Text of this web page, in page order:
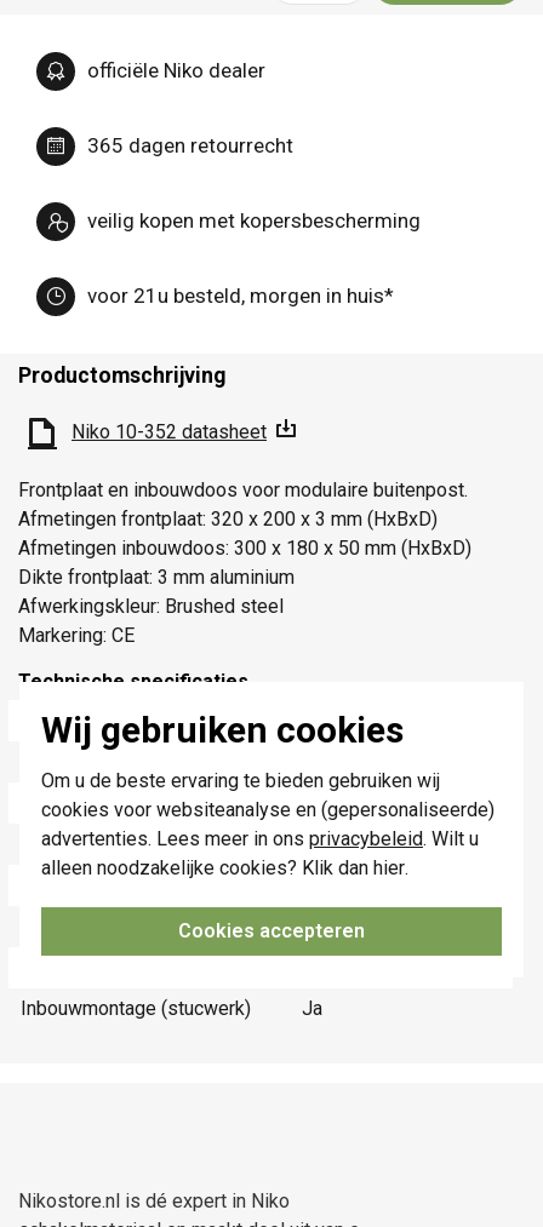
Wij gebruiken cookies
Om u de beste ervaring te bieden gebruiken wij
cookies voor websiteanalyse en (gepersonaliseerde)
advertenties. Lees meer in ons privacybeleid. Wilt u
alleen noodzakelijke cookies? Klik dan hier.
Cookies accepteren
officiële Niko dealer
365 dagen retourrecht
veilig kopen met kopersbescherming
voor 21u besteld, morgen in huis*
Productomschrijving
Niko 10-352 datasheet
Frontplaat en inbouwdoos voor modulaire buitenpost.
Afmetingen frontplaat: 320 x 200 x 3 mm (HxBxD)
Afmetingen inbouwdoos: 300 x 180 x 50 mm (HxBxD)
Dikte frontplaat: 3 mm aluminium
Afwerkingskleur: Brushed steel
Markering: CE
Technische specificaties
Specificatie
Waarde
Model
Overig
Functie
Overig
3 Millimeter (mm)
Inbouwmontage (stucwerk)
Ja
Nikostore.nl is dé expert in Niko